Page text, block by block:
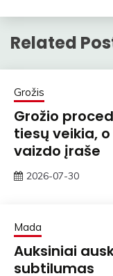
Related
Grožis
Grožio
tiesų veikia,
vaizdo įraše
2026-07-30
Mada
Auksiniai
subtilumas